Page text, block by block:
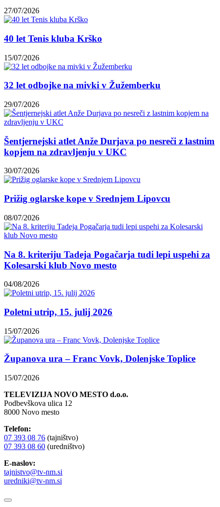
27/07/2026
40 let Tenis kluba Krško
15/07/2026
32 let odbojke na mivki v Žužemberku
29/07/2026
Šentjernejski atlet Anže Durjava po nesreči z lastnim
kopjem na zdravljenju v UKC
30/07/2026
Prižig oglarske kope v Srednjem Lipovcu
08/07/2026
Na 8. kriteriju Tadeja Pogačarja tudi lepi uspehi za
Kolesarski klub Novo mesto
04/08/2026
Poletni utrip, 15. julij 2026
15/07/2026
Županova ura – Franc Vovk, Dolenjske Toplice
15/07/2026
TELEVIZIJA NOVO MESTO d.o.o.
Podbevškova ulica 12
8000 Novo mesto
Telefon:
07 393 08 76 (tajništvo)
07 393 08 60 (uredništvo)
E-naslov:
tajnistvo@tv-nm.si
uredniki@tv-nm.si